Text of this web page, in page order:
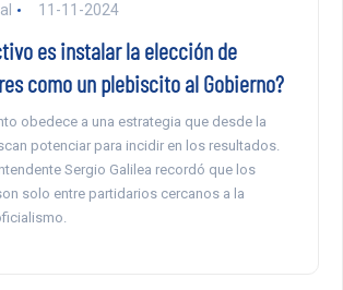
11-11-2024
es instalar la elección de
como un plebiscito al Gobierno?
obedece a una estrategia que desde la
potenciar para incidir en los resultados.
Sergio Galilea recordó que los
solo entre partidarios cercanos a la